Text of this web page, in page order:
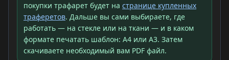
покупки трафарет будет на странице купленных
траферетов. Дальше вы сами выбираете, где
работать — на стекле или на ткани — и в каком
формате печатать шаблон: A4 или A3. Затем
скачиваете необходимый вам PDF файл.